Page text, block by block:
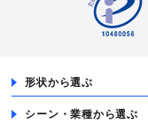
形状から選ぶ
シーン・業種から選ぶ